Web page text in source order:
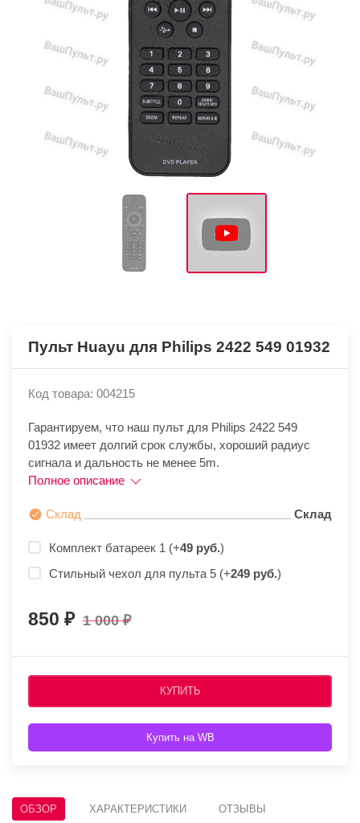
Пульт Huayu для Philips 2422 549 01932
Код товара: 004215
Гарантируем, что наш пульт для Philips 2422 549
01932 имеет долгий срок службы, хороший радиус
сигнала и дальность не менее 5m.
Полное описание
Склад Склад
Комплект батареек 1 (+49 руб.)
Стильный чехол для пульта 5 (+249 руб.)
850 1 000
КУПИТЬ
Купить на WB
ОБЗОР ХАРАКТЕРИСТИКИ ОТЗЫВЫ